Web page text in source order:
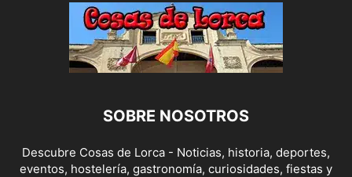
SOBRE NOSOTROS
Descubre Cosas de Lorca - Noticias, historia, deportes,
eventos, hostelería, gastronomía, curiosidades, fiestas y